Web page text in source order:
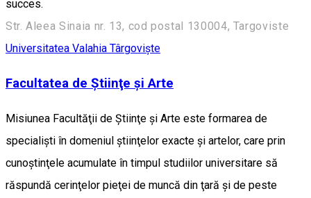
succes.
Str. Aleea Sinaia nr. 13, cod postal 130004, Targoviste
Universitatea Valahia Târgovişte
Facultatea de Ştiinţe şi Arte
Misiunea Facultăţii de Ştiinţe şi Arte este formarea de
specialişti în domeniul ştiinţelor exacte şi artelor, care prin
cunoştinţele acumulate în timpul studiilor universitare să
răspundă cerinţelor pieţei de muncă din ţară şi de peste